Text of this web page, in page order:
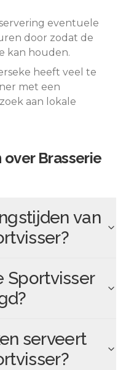
eventuele
door zodat de
kan houden.
heeft veel te
met een
aan lokale
over Brasserie
van
?
Sportvisser
serveert
?